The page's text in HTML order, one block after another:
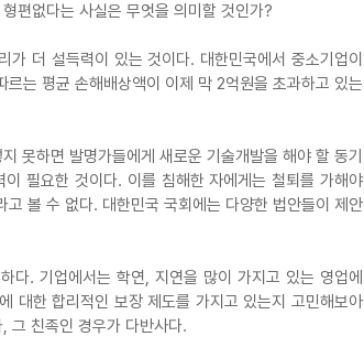
편없다는 사실은 무엇을 의미할 것인가?
가 더 설득력이 있는 것이다. 대한민국에서 중소기업이
는 평균 손해배상액이 이제 막 2억원을 초과하고 있는
못하면 발명가들에게 새로운 기술개발을 해야 할 동기
필요한 것이다. 이를 침해한 자에게는 철퇴를 가해야
볼 수 없다. 대한민국 국회에는 다양한 법안들이 제안
다. 기업에서는 학연, 지연을 많이 가지고 있는 영업에
대한 합리적인 보장 제도를 가지고 있는지 고민해보아
그 친족인 경우가 다반사다.